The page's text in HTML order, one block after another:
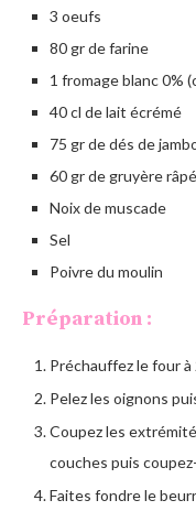
3 oeufs
80 gr de farine
1 fromage blanc 0%
40 cl de lait écrémé
75 gr de dés de
60 gr de gruyère
Noix de muscade
Sel
Poivre du moulin
Préparation :
Préchauffez le four à
Pelez les oignons
Coupez les
couches puis
Faites fondre le